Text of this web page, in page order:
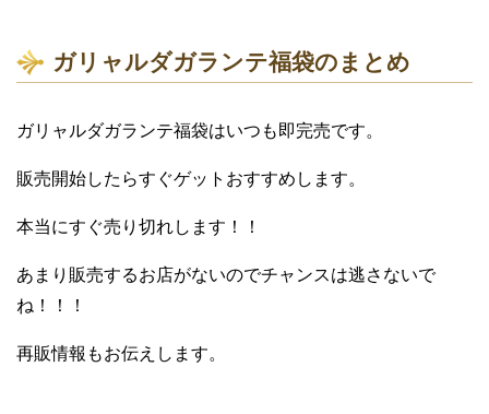
ガリャルダガランテ福袋のまとめ
ガリャルダガランテ福袋はいつも即完売です。
販売開始したらすぐゲットおすすめします。
本当にすぐ売り切れします！！
あまり販売するお店がないのでチャンスは逃さないで
ね！！！
再販情報もお伝えします。